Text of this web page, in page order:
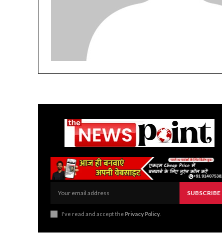
SUBSCRIBE
I've read and accept the Privacy Policy.